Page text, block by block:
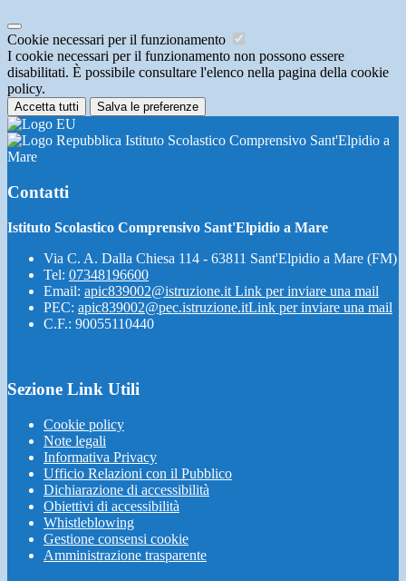
Cookie necessari per il funzionamento
I cookie necessari per il funzionamento non possono essere
disabilitati. È possibile consultare l'elenco nella pagina della cookie
policy.
Accetta tutti Salva le preferenze
Istituto Scolastico Comprensivo Sant'Elpidio a
Mare
Contatti
Istituto Scolastico Comprensivo Sant'Elpidio a Mare
Via C. A. Dalla Chiesa 114 - 63811 Sant'Elpidio a Mare (FM)
Tel: 07348196600
Email: apic839002@istruzione.it Link per inviare una mail
PEC: apic839002@pec.istruzione.itLink per inviare una mail
C.F.: 90055110440
Sezione Link Utili
Cookie policy
Note legali
Informativa Privacy
Ufficio Relazioni con il Pubblico
Dichiarazione di accessibilità
Obiettivi di accessibilità
Whistleblowing
Gestione consensi cookie
Amministrazione trasparente